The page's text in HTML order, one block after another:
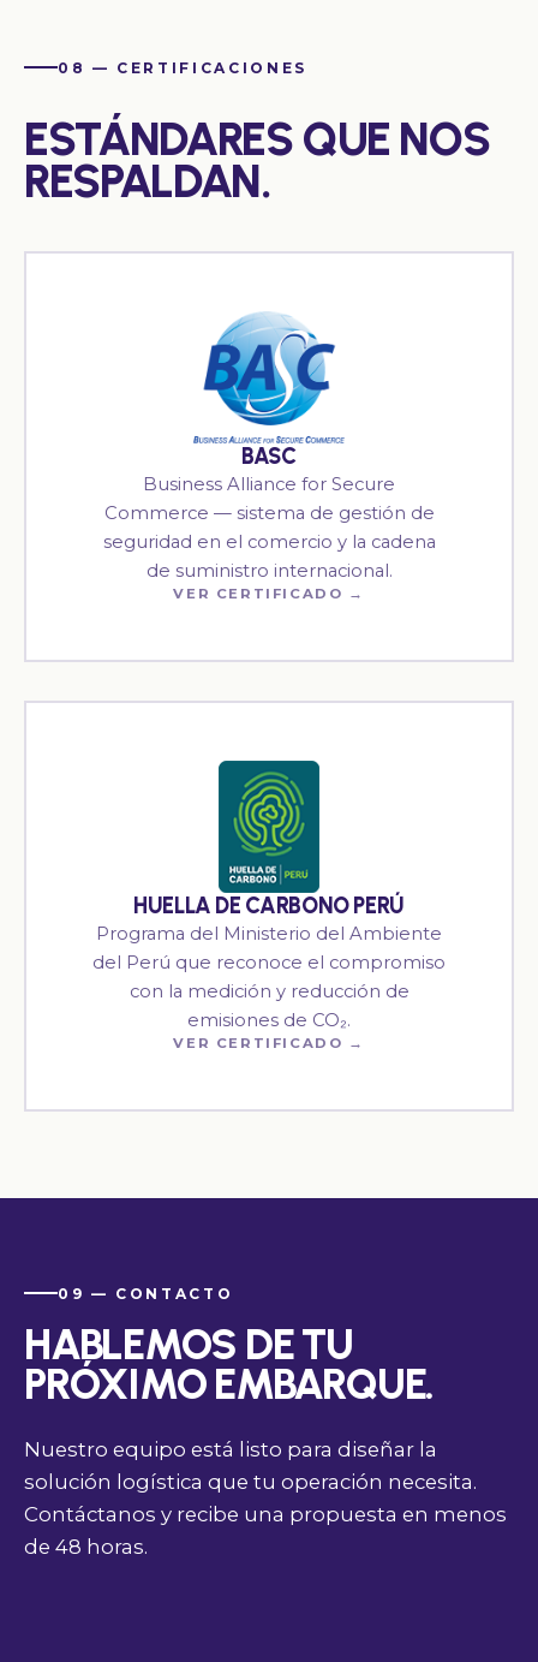
08 — CERTIFICACIONES
ESTÁNDARES QUE NOS
RESPALDAN.
BASC
Business Alliance for Secure
Commerce — sistema de gestión de
seguridad en el comercio y la cadena
de suministro internacional.
VER CERTIFICADO →
HUELLA DE CARBONO PERÚ
Programa del Ministerio del Ambiente
del Perú que reconoce el compromiso
con la medición y reducción de
emisiones de CO₂.
VER CERTIFICADO →
09 — CONTACTO
HABLEMOS DE TU
PRÓXIMO EMBARQUE.
Nuestro equipo está listo para diseñar la
solución logística que tu operación necesita.
Contáctanos y recibe una propuesta en menos
de 48 horas.